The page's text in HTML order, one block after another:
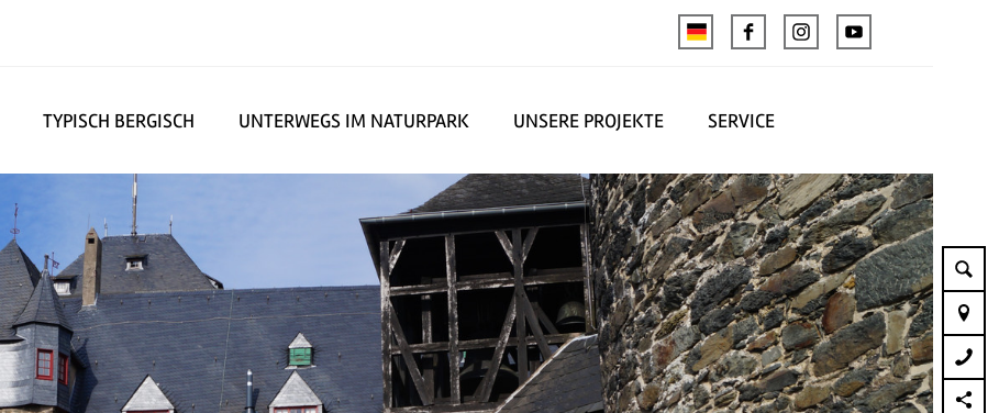
TYPISCH BERGISCH UNTERWEGS IM NATURPARK UNSERE PROJEKTE SERVICE